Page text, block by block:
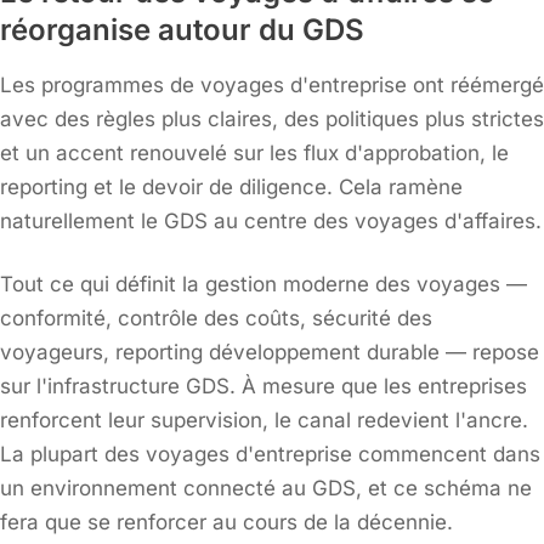
réorganise autour du GDS
Les programmes de voyages d'entreprise ont réémergé
avec des règles plus claires, des politiques plus strictes
et un accent renouvelé sur les flux d'approbation, le
reporting et le devoir de diligence. Cela ramène
naturellement le GDS au centre des voyages d'affaires.
Tout ce qui définit la gestion moderne des voyages —
conformité, contrôle des coûts, sécurité des
voyageurs, reporting développement durable — repose
sur l'infrastructure GDS. À mesure que les entreprises
renforcent leur supervision, le canal redevient l'ancre.
La plupart des voyages d'entreprise commencent dans
un environnement connecté au GDS, et ce schéma ne
fera que se renforcer au cours de la décennie.